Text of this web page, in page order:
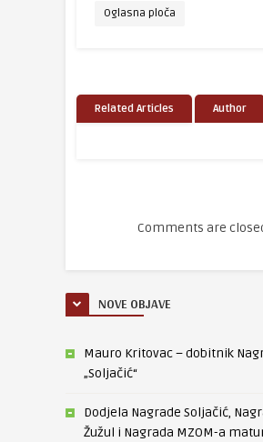
Oglasna ploča
Related Articles Author
Comments are
NOVE OBJAVE
Mauro Kritovac – dobitnik
„Soljačić“
Dodjela Nagrade Soljačić,
Žužul i Nagrada MZOM-a